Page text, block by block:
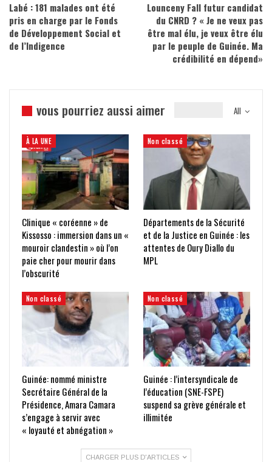
Labé : 181 malades ont été
pris en charge par le Fonds
de Développement Social et
de l’Indigence
Lounceny Fall futur candidat
du CNRD ? « Je ne veux pas
être mal élu, je veux être élu
par le peuple de Guinée. Ma
crédibilité en dépend»
All
vous pourriez aussi aimer
À LA UNE
Clinique « coréenne » de
Kissosso : immersion dans un «
mouroir clandestin » où l’on
paie cher pour mourir dans
l’obscurité
Non classé
Départements de la Sécurité
et de la Justice en Guinée : les
attentes de Oury Diallo du
MPL
Non classé
Guinée: nommé ministre
Secrétaire Général de la
Présidence, Amara Camara
s’engage à servir avec
« loyauté et abnégation »
Non classé
Guinée : l’intersyndicale de
l’éducation (SNE-FSPE)
suspend sa grève générale et
illimitée
CHARGER PLUS D'ARTICLES